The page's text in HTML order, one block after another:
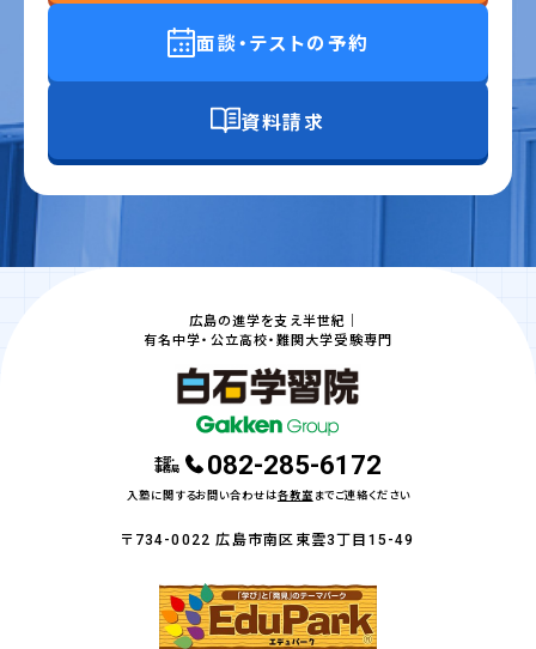
面談・テストの予約
資料請求
広島の進学を支え半世紀｜
有名中学・公立高校・難関大学受験専門
本部・
事務局 082-285-6172
入塾に関するお問い合わせは各教室 までご連絡ください
〒734-0022 広島市南区東雲3丁目15-49